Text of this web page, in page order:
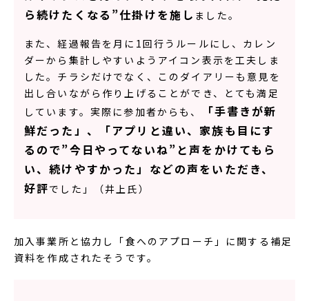
ら続けたくなる”仕掛けを施し ました。
また、経過報告を月に1回行うルールにし、カレン
ダーから集計しやすいようアイコン表示を工夫しま
した。チラシだけでなく、このダイアリーも意見を
出し合いながら作り上げることができ、とても満足
しています。実際に参加者からも、
「手書きが新
鮮だった」、「アプリと違い、家族も目にす
るので”今日やってないね”と声をかけてもら
い、続けやすかった」などの声をいただき、
好評でした」（井上氏）
加入事業所と協力し「食へのアプローチ」に関する補足
資料を作成されたそうです。